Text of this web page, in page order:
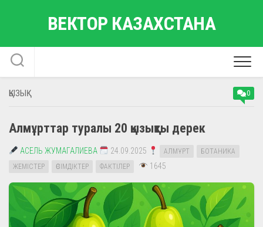
ВЕКТОР КАЗАХСТАНА
ҚЫЗЫҚ 0
Алмұрттар туралы 20 қызықты дерек
АСЕЛЬ ЖУМАГАЛИЕВА 24.09.2025 АЛМҰРТ
БОТАНИКА
ЖЕМІСТЕР
ӨСІМДІКТЕР ФАКТІЛЕР 1645